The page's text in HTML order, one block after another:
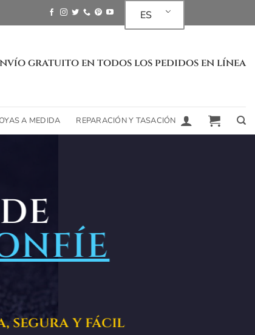
ES
gratuito en todos los pedidos en línea
A MEDIDA REPARACIÓN Y TASACIÓN
segura y fácil